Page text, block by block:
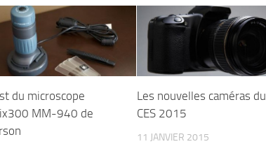
du microscope
MM-940 de
Les nouvelles caméras du
CES 2015
11 JANVIER 2015